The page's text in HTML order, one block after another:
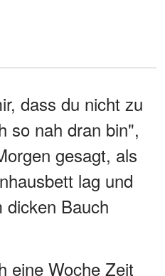
dass du nicht zu
so nah dran bin",
gesagt, als
lag und
dicken Bauch
eine Woche Zeit